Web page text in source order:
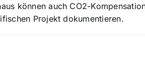
können auch CO2-
Projekt dokumentieren.